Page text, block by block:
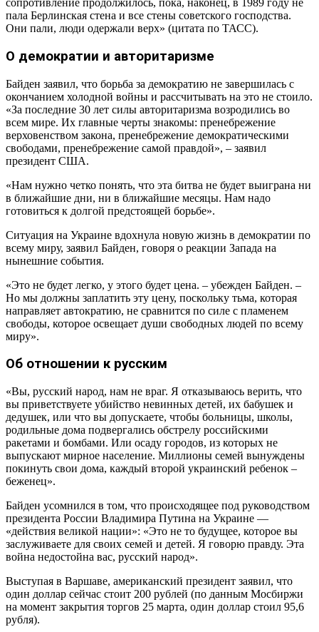
сопротивление продолжилось, пока, наконец, в 1989 году не
пала Берлинская стена и все стены советского господства.
Они пали, люди одержали верх» (цитата по ТАСС).
О демократии и авторитаризме
Байден заявил, что борьба за демократию не завершилась с
окончанием холодной войны и рассчитывать на это не стоило.
«За последние 30 лет силы авторитаризма возродились во
всем мире. Их главные черты знакомы: пренебрежение
верховенством закона, пренебрежение демократическими
свободами, пренебрежение самой правдой», – заявил
президент США.
«Нам нужно четко понять, что эта битва не будет выиграна ни
в ближайшие дни, ни в ближайшие месяцы. Нам надо
готовиться к долгой предстоящей борьбе».
Ситуация на Украине вдохнула новую жизнь в демократии по
всему миру, заявил Байден, говоря о реакции Запада на
нынешние события.
«Это не будет легко, у этого будет цена. – убежден Байден. –
Но мы должны заплатить эту цену, поскольку тьма, которая
направляет автократию, не сравнится по силе с пламенем
свободы, которое освещает души свободных людей по всему
миру».
Об отношении к русским
«Вы, русский народ, нам не враг. Я отказываюсь верить, что
вы приветствуете убийство невинных детей, их бабушек и
дедушек, или что вы допускаете, чтобы больницы, школы,
родильные дома подвергались обстрелу российскими
ракетами и бомбами. Или осаду городов, из которых не
выпускают мирное население. Миллионы семей вынуждены
покинуть свои дома, каждый второй украинский ребенок –
беженец».
Байден усомнился в том, что происходящее под руководством
президента России Владимира Путина на Украине —
«действия великой нации»: «Это не то будущее, которое вы
заслуживаете для своих семей и детей. Я говорю правду. Эта
война недостойна вас, русский народ».
Выступая в Варшаве, американский президент заявил, что
один доллар сейчас стоит 200 рублей (по данным Мосбиржи
на момент закрытия торгов 25 марта, один доллар стоил 95,6
рубля).